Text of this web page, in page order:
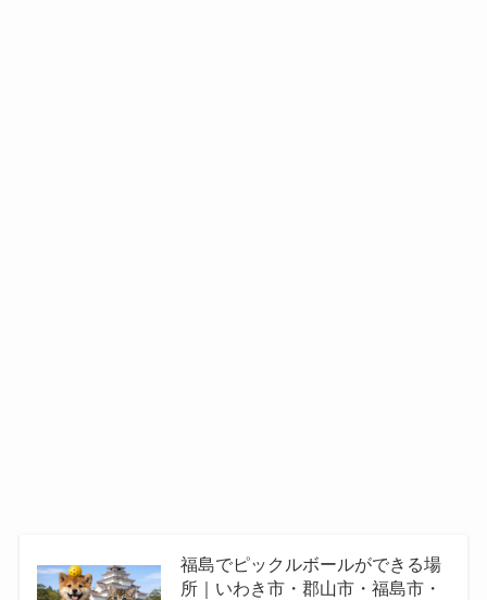
福島でピックルボールができる場
所｜いわき市・郡山市・福島市・